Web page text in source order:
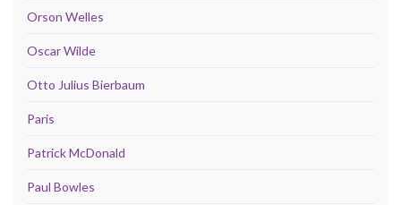
Orson Welles
Oscar Wilde
Otto Julius Bierbaum
Paris
Patrick McDonald
Paul Bowles